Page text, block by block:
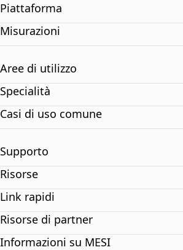
Piattaforma
Misurazioni
Aree di utilizzo
Specialità
Casi di uso comune
Supporto
Risorse
Link rapidi
Risorse di partner
Informazioni su MESI